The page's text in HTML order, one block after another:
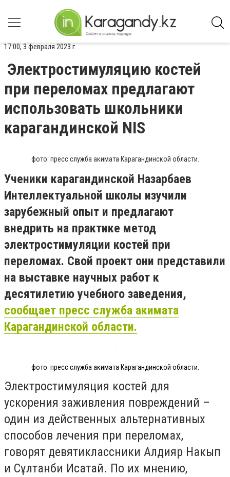
17:00, 3 февраля 2023 г.
Электростимуляцию костей
при переломах предлагают
использовать школьники
карагандинской NIS
фото: пресс служба акимата Карагандинской области.
Ученики карагандинской Назарбаев
Интеллектуальной школы изучили
зарубежный опыт и предлагают
внедрить на практике метод
электростимуляции костей при
переломах. Свой проект они представили
на выставке научных работ к
десятилетию учебного заведения,
сообщает пресс служба акимата
Карагандинской области.
фото: пресс служба акимата Карагандинской области.
Электростимуляция костей для
ускорения заживления повреждений –
один из действенных альтернативных
способов лечения при переломах,
говорят девятиклассники Алдияр Накып
и Сұлтанби Исатай. По их мнению,